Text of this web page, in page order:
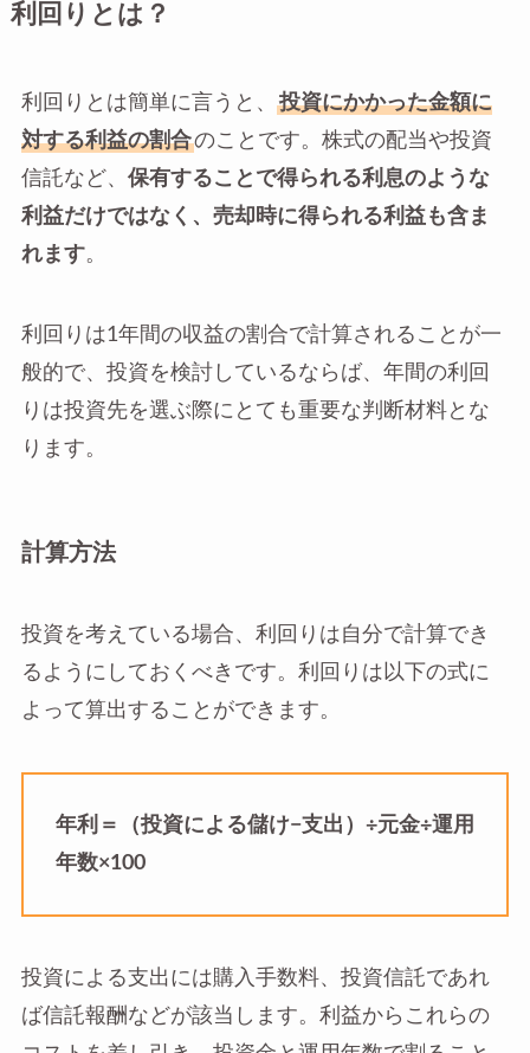
利回りとは？
利回りとは簡単に言うと、
投資にかかった金額に
対する利益の割合のことです。株式の配当や投資
信託など、 保有することで得られる利息のような
利益だけではなく、売却時に得られる利益も含ま
れます。
利回りは1年間の収益の割合で計算されることが一
般的で、投資を検討しているならば、年間の利回
りは投資先を選ぶ際にとても重要な判断材料とな
ります。
計算方法
投資を考えている場合、利回りは自分で計算でき
るようにしておくべきです。利回りは以下の式に
よって算出することができます。
年利＝（投資による儲け−支出）÷元金÷運用
年数×100
投資による支出には購入手数料、投資信託であれ
ば信託報酬などが該当します。利益からこれらの